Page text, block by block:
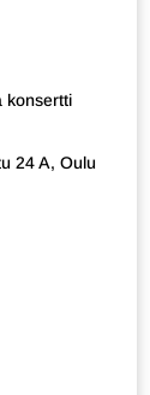
konsertti
24 A, Oulu